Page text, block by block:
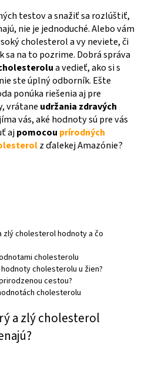
testov a snažiť sa rozlúštiť,
nie je jednoduché. Alebo vám
cholesterol a vy neviete, či
sa na to pozrime. Dobrá správa
a vedieť, ako si s
ste úplný odborník. Ešte
ponúka riešenia aj pre
vrátane udržania zdravých
vás, aké hodnoty sú pre vás
ajpomocou prírodných
z ďalekej Amazónie?
zlý cholesterol hodnoty a čo
cholesterolu
cholesterolu u žien?
cestou?
cholesterolu
a zlý cholesterol